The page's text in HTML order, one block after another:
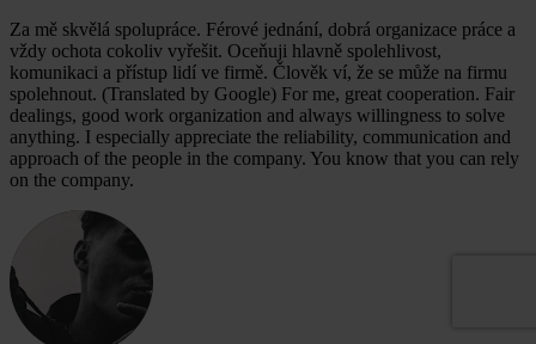
Za mě skvělá spolupráce. Férové jednání, dobrá organizace práce a
vždy ochota cokoliv vyřešit. Oceňuji hlavně spolehlivost,
komunikaci a přístup lidí ve firmě. Člověk ví, že se může na firmu
spolehnout. (Translated by Google) For me, great cooperation. Fair
dealings, good work organization and always willingness to solve
anything. I especially appreciate the reliability, communication and
approach of the people in the company. You know that you can rely
on the company.